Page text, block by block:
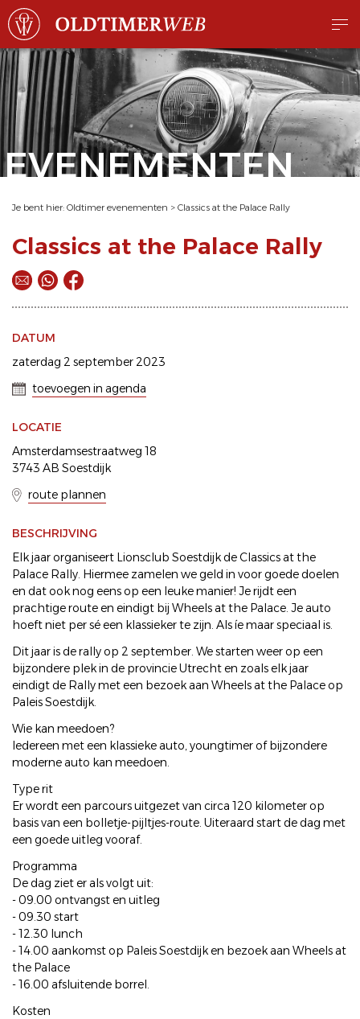
EVENEMENTEN
Je bent hier: Oldtimer evenementen > Classics at the Palace Rally
Classics at the Palace Rally
DATUM
zaterdag 2 september 2023
toevoegen in agenda
LOCATIE
Amsterdamsestraatweg 18
3743 AB Soestdijk
route plannen
BESCHRIJVING
Elk jaar organiseert Lionsclub Soestdijk de Classics at the
Palace Rally. Hiermee zamelen we geld in voor goede doelen
en dat ook nog eens op een leuke manier! Je rijdt een
prachtige route en eindigt bij Wheels at the Palace. Je auto
hoeft niet per sé een klassieker te zijn. Als íe maar speciaal is.
Dit jaar is de rally op 2 september. We starten weer op een
bijzondere plek in de provincie Utrecht en zoals elk jaar
eindigt de Rally met een bezoek aan Wheels at the Palace op
Paleis Soestdijk.
Wie kan meedoen?
Iedereen met een klassieke auto, youngtimer of bijzondere
moderne auto kan meedoen.
Type rit
Er wordt een parcours uitgezet van circa 120 kilometer op
basis van een bolletje-pijltjes-route. Uiteraard start de dag met
een goede uitleg vooraf.
Programma
De dag ziet er als volgt uit:
- 09.00 ontvangst en uitleg
- 09.30 start
- 12.30 lunch
- 14.00 aankomst op Paleis Soestdijk en bezoek aan Wheels at
the Palace
- 16.00 afsluitende borrel.
Kosten